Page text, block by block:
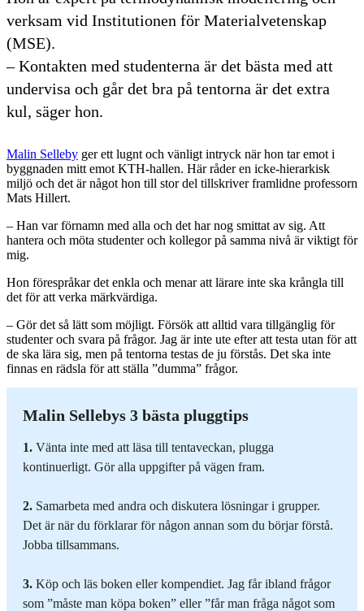
verksam vid Institutionen för Materialvetenskap
(MSE).
– Kontakten med studenterna är det bästa med att
undervisa och går det bra på tentorna är det extra
kul, säger hon.
Malin Selleby ger ett lugnt och vänligt intryck när hon tar emot i
byggnaden mitt emot KTH-hallen. Här råder en icke-hierarkisk
miljö och det är något hon till stor del tillskriver framlidne professorn
Mats Hillert.
– Han var förnamn med alla och det har nog smittat av sig. Att
hantera och möta studenter och kollegor på samma nivå är viktigt för
mig.
Hon förespråkar det enkla och menar att lärare inte ska krångla till
det för att verka märkvärdiga.
– Gör det så lätt som möjligt. Försök att alltid vara tillgänglig för
studenter och svara på frågor. Jag är inte ute efter att testa utan för att
de ska lära sig, men på tentorna testas de ju förstås. Det ska inte
finnas en rädsla för att ställa ”dumma” frågor.
Malin Sellebys 3 bästa pluggtips
1. Vänta inte med att läsa till tentaveckan, plugga
kontinuerligt. Gör alla uppgifter på vägen fram.
2. Samarbeta med andra och diskutera lösningar i grupper.
Det är när du förklarar för någon annan som du börjar förstå.
Jobba tillsammans.
3. Köp och läs boken eller kompendiet. Jag får ibland frågor
som ”måste man köpa boken” eller ”får man fråga något som